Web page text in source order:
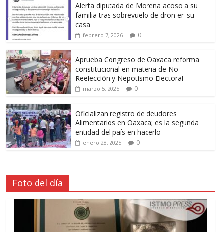
Alerta diputada de Morena acoso a su
familia tras sobrevuelo de dron en su
casa
febrero 7, 2026 0
Aprueba Congreso de Oaxaca reforma
constitucional en materia de No
Reelección y Nepotismo Electoral
marzo 5, 2025 0
Oficializan registro de deudores
Alimentarios en Oaxaca; es la segunda
entidad del país en hacerlo
enero 28, 2025 0
Foto del día